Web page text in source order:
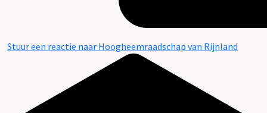
Stuur een reactie naar Hoogheemraadschap van Rijnland